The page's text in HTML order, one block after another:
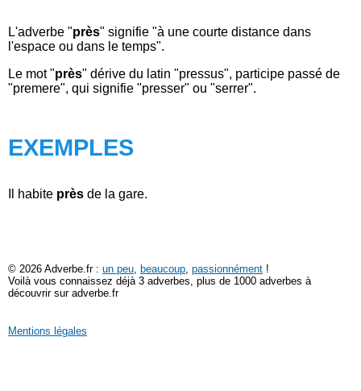
L'adverbe "près" signifie "à une courte distance dans
l'espace ou dans le temps".
Le mot "près" dérive du latin "pressus", participe passé de
"premere", qui signifie "presser" ou "serrer".
EXEMPLES
Il habite près de la gare.
© 2026 Adverbe.fr : un peu, beaucoup, passionnément !
Voilà vous connaissez déjà 3 adverbes, plus de 1000 adverbes à
découvrir sur adverbe.fr
Mentions légales